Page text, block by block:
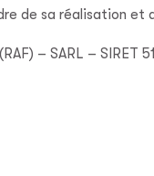
de sa réalisation et
– SARL –